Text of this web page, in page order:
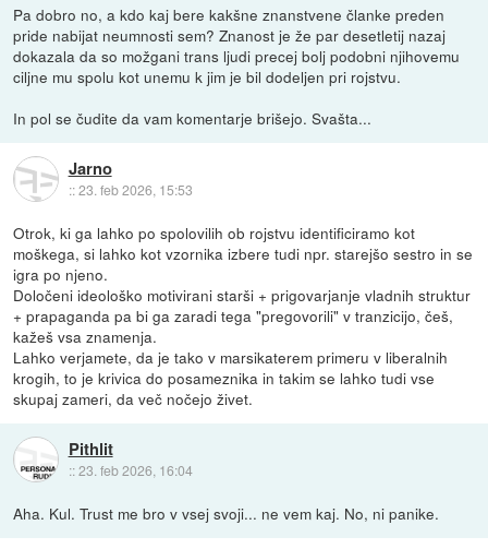
Pa dobro no, a kdo kaj bere kakšne znanstvene članke preden
pride nabijat neumnosti sem? Znanost je že par desetletij nazaj
dokazala da so možgani trans ljudi precej bolj podobni njihovemu
ciljne mu spolu kot unemu k jim je bil dodeljen pri rojstvu.
In pol se čudite da vam komentarje brišejo. Svašta...
Jarno
::23. feb 2026, 15:53
Otrok, ki ga lahko po spolovilih ob rojstvu identificiramo kot
moškega, si lahko kot vzornika izbere tudi npr. starejšo sestro in se
igra po njeno.
Določeni ideološko motivirani starši + prigovarjanje vladnih struktur
+ prapaganda pa bi ga zaradi tega "pregovorili" v tranzicijo, češ,
kažeš vsa znamenja.
Lahko verjamete, da je tako v marsikaterem primeru v liberalnih
krogih, to je krivica do posameznika in takim se lahko tudi vse
skupaj zameri, da več nočejo živet.
Pithlit
::23. feb 2026, 16:04
Aha. Kul. Trust me bro v vsej svoji... ne vem kaj. No, ni panike.